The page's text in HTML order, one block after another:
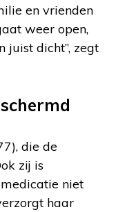
en vrienden
weer open,
juist dicht”, zegt
die de
zij is
niet
haar